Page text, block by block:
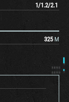
1/1.2/2.1
325 M